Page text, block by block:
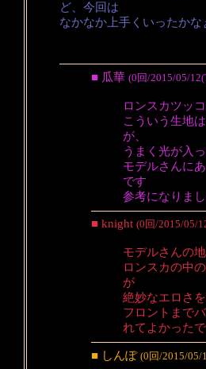
ど、今回は
なかなか上手くいったかな
■ 瓜華 (0回/2015/05/
ロンスカツッ
こういう生地
が、
うまく光が入
モデルさんに
です
参考になりま
■ knight (0回/2015/05/
モデルさんの
ロンスカの中
が
絶妙なエロさ
フロントまで
れてよかったで
■ しんぽ (0回/2015/05/